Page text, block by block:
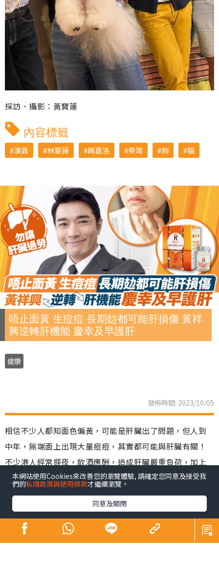
採訪、攝影：黃寶蓮
內容標籤
演員 林夏薇 周嘉洛 柴灣 狗 貓
唔止面黃 生痘痘 長期攰都可能肝損傷 黃祥
興逆轉肝機能 慶幸及早護肝
健康
發佈時間: 2023/10/05
相信不少人都知面色偏黃，可能是肝臟出了問題，但人到
中年，無端面上出現大量痘痘，其實都可能與肝臟有關！
不少港人經常捱夜，飲酒應酬，造成肝臟嚴重負荷，加上
飲食無節制，亦特別容易患「富貴病」肝脂肪，所以如出
無跡象都要留神
肝臟又稱沉默的器官，出現問題時甚少會發生症狀，故此
本網站使用Cookies來改善您的瀏覽體驗, 請確定您同意及接受我
們的私隱政策與使用條款才繼續瀏覽。
同意及關閉